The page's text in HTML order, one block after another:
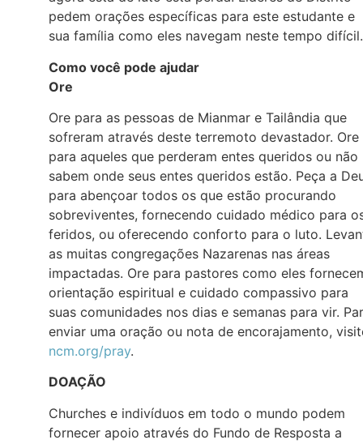
pedem orações específicas para este estudante e
sua família como eles navegam neste tempo difícil.
Como você pode ajudar
Ore
Ore para as pessoas de Mianmar e Tailândia que
sofreram através deste terremoto devastador. Ore
para aqueles que perderam entes queridos ou não
sabem onde seus entes queridos estão. Peça a
para abençoar todos os que estão procurando
sobreviventes, fornecendo cuidado médico para
feridos, ou oferecendo conforto para o luto.
as muitas congregações Nazarenas nas áreas
impactadas. Ore para pastores como eles
orientação espiritual e cuidado compassivo para
suas comunidades nos dias e semanas para vir.
enviar uma oração ou nota de encorajamento,
ncm.org/pray.
DOAÇÃO
Churches e indivíduos em todo o mundo podem
fornecer apoio através do Fundo de Resposta a